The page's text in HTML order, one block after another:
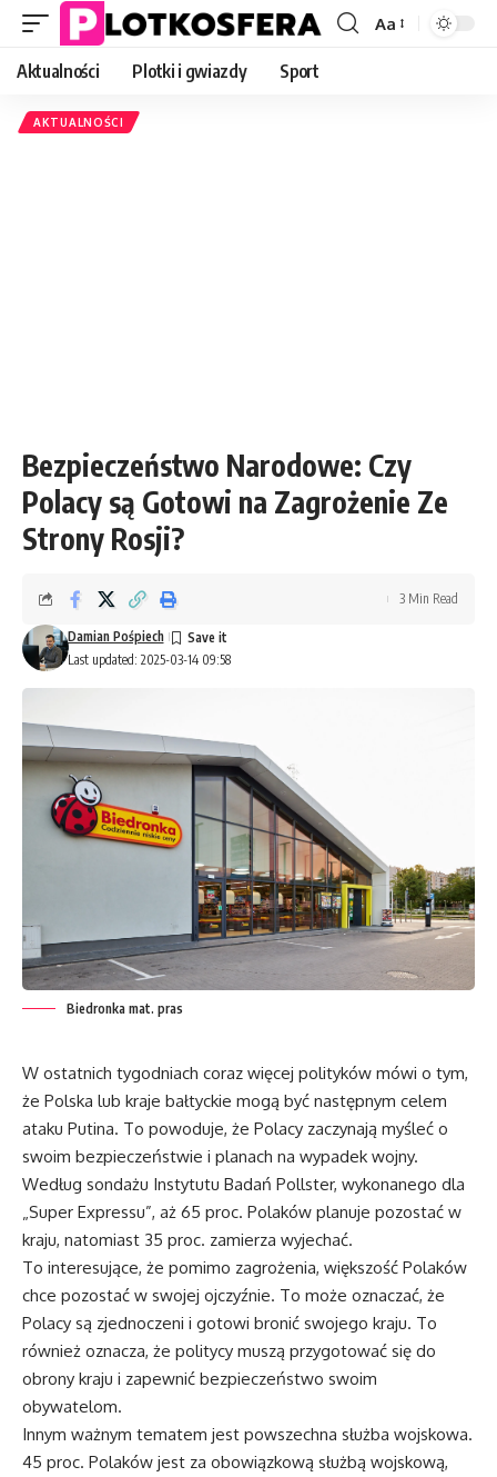
Font
Aa
Aktualności Plotki i gwiazdy Sport
AKTUALNOŚCI
Bezpieczeństwo Narodowe: Czy
Polacy są Gotowi na Zagrożenie Ze
Strony Rosji?
Last updated: 2025-03-14 09:58
Damian Pośpiech
3 Min Read
Biedronka mat. pras
W ostatnich tygodniach coraz więcej polityków mówi o tym,
że Polska lub kraje bałtyckie mogą być następnym celem
ataku Putina. To powoduje, że Polacy zaczynają myśleć o
swoim bezpieczeństwie i planach na wypadek wojny.
Według sondażu Instytutu Badań Pollster, wykonanego dla
„Super Expressu”, aż 65 proc. Polaków planuje pozostać w
kraju, natomiast 35 proc. zamierza wyjechać.
To interesujące, że pomimo zagrożenia, większość Polaków
chce pozostać w swojej ojczyźnie. To może oznaczać, że
Polacy są zjednoczeni i gotowi bronić swojego kraju. To
również oznacza, że politycy muszą przygotować się do
obrony kraju i zapewnić bezpieczeństwo swoim
obywatelom.
Innym ważnym tematem jest powszechna służba wojskowa.
45 proc. Polaków jest za obowiązkową służbą wojskową,